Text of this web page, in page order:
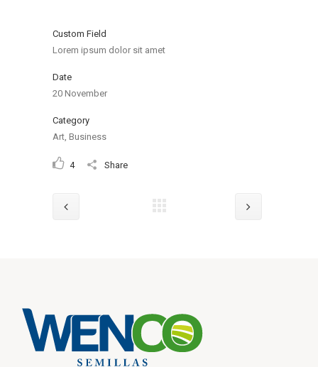
Custom Field
Lorem ipsum dolor sit amet
Date
20 November
Category
Art, Business
Share
4